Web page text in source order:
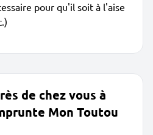
pour qu'il soit à l'aise
de chez vous à
Mon Toutou